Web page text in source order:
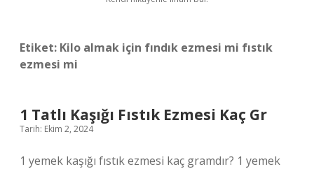
Etiket: Kilo almak için fındık ezmesi mi fıstık
ezmesi mi
1 Tatlı Kaşığı Fıstık Ezmesi Kaç Gr
Tarih: Ekim 2, 2024
1 yemek kaşığı fıstık ezmesi kaç gramdır? 1 yemek